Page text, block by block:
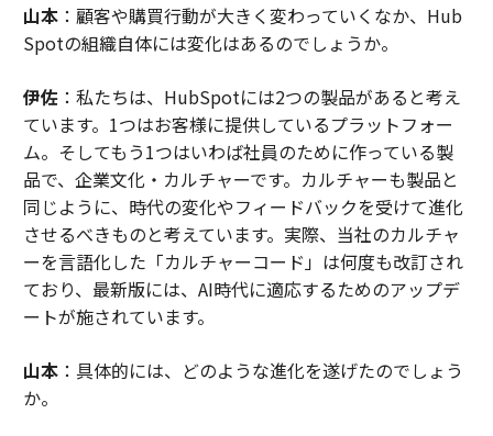
山本：顧客や購買行動が大きく変わっていくなか、Hub
Spotの組織自体には変化はあるのでしょうか。
伊佐：私たちは、HubSpotには2つの製品があると考え
ています。1つはお客様に提供しているプラットフォー
ム。そしてもう1つはいわば社員のために作っている製
品で、企業文化・カルチャーです。カルチャーも製品と
同じように、時代の変化やフィードバックを受けて進化
させるべきものと考えています。実際、当社のカルチャ
ーを言語化した「カルチャーコード」は何度も改訂され
ており、最新版には、AI時代に適応するためのアップデ
ートが施されています。
山本：具体的には、どのような進化を遂げたのでしょう
か。